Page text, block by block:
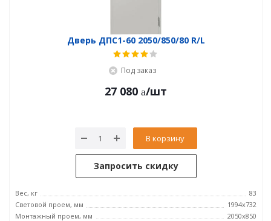
Дверь ДПC1-60 2050/850/80 R/L
Под заказ
27 080 /шт
В корзину
Запросить скидку
Вес, кг
83
Световой проем, мм
1994x732
Монтажный проем, мм
2050x850